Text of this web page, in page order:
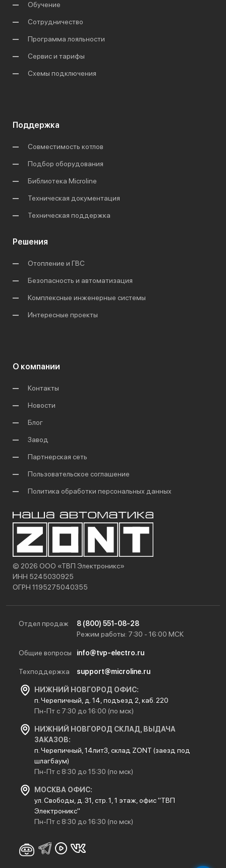
Обучение
Сотрудничество
Программа лояльности
Сервис и тарифы
Схемы подключения
Поддержка
Совместимость котлов
Подбор оборудования
Библиотека Microline
Техническая документация
Техническая поддержка
Решения
Отопление и ГВС
Безопасность и автоматизация
Комплексные инженерные системы
Интересные проекты
О компании
Контакты
Новости
Блог
Завод
Партнерская сеть
Пользовательское соглашение
Политика обработки персональных данных
© 2026 ООО «ТВП Электроникс»
ИНН 5245030925
ОГРН 1195275040355
Отдел продаж
8 (800) 551-08-28
Режим работы: 7:30 - 16:00 МСК
Общие вопросы info@tvp-electro.ru
Техподдержка support@microline.ru
НИЖНИЙ НОВГОРОД ОФИС:
п. Черепичный, д. 14, подъезд 2, каб. 220
Пн-Пт с 7:30 до 16:00 (по мск)
НИЖНИЙ НОВГОРОД СКЛАД, ВЫДАЧА
ЗАКАЗОВ:
п. Черепичный, 14лит3, склад ZONT (заезд под
шлагбаум)
Пн-Пт с 8:30 до 15:30 (по мск)
МОСКВА ОФИС:
ул. Свободы, д. 31, стр. 1, 1 этаж, офис "ТВП
Электроникс"
Пн-Пт с 8:30 до 16:30 (по мск)